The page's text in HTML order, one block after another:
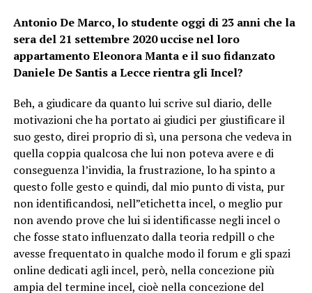
Antonio De Marco, lo studente oggi di 23 anni che la
sera del 21 settembre 2020 uccise nel loro
appartamento Eleonora Manta e il suo fidanzato
Daniele De Santis a Lecce rientra gli Incel?
Beh, a giudicare da quanto lui scrive sul diario, delle
motivazioni che ha portato ai giudici per giustificare il
suo gesto, direi proprio di sì, una persona che vedeva in
quella coppia qualcosa che lui non poteva avere e di
conseguenza l’invidia, la frustrazione, lo ha spinto a
questo folle gesto e quindi, dal mio punto di vista, pur
non identificandosi, nell”etichetta incel, o meglio pur
non avendo prove che lui si identificasse negli incel o
che fosse stato influenzato dalla teoria redpill o che
avesse frequentato in qualche modo il forum e gli spazi
online dedicati agli incel, però, nella concezione più
ampia del termine incel, cioè nella concezione del